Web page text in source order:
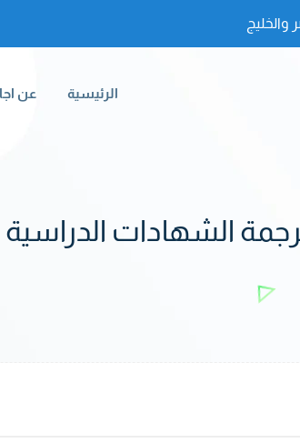
الرئيسية عن
الشهادات الدراسية